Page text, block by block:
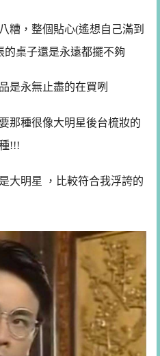
糟，整個貼心(遙想自己滿到
桌子還是永遠都擺不夠
是永無止盡的在買咧
那種很像大明星後台梳妝的
!!!
大明星 ， 比較符合我浮誇的